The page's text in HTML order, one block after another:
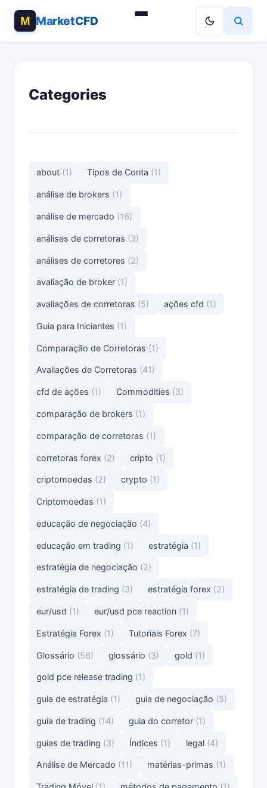
MarketCFD
Categories
about (1) Tipos de Conta (1)
análise de brokers (1)
análise de mercado (16)
análises de corretoras (3)
análises de corretores (2)
avaliação de broker (1)
avaliações de corretoras (5) ações cfd (1)
Guia para Iniciantes (1)
Comparação de Corretoras (1)
Avaliações de Corretoras (41)
cfd de ações (1) Commodities (3)
comparação de brokers (1)
comparação de corretoras (1)
corretoras forex (2) cripto (1)
criptomoedas (2) crypto (1)
Criptomoedas (1)
educação de negociação (4)
educação em trading (1) estratégia (1)
estratégia de negociação (2)
estratégia de trading (3) estratégia forex (2)
eur/usd (1) eur/usd pce reaction (1)
Estratégia Forex (1) Tutoriais Forex (7)
Glossário (56) glossário (3) gold (1)
gold pce release trading (1)
guia de estratégia (1) guia de negociação (5)
guia de trading (14) guia do corretor (1)
guias de trading (3) Índices (1) legal (4)
Análise de Mercado (11) matérias-primas (1)